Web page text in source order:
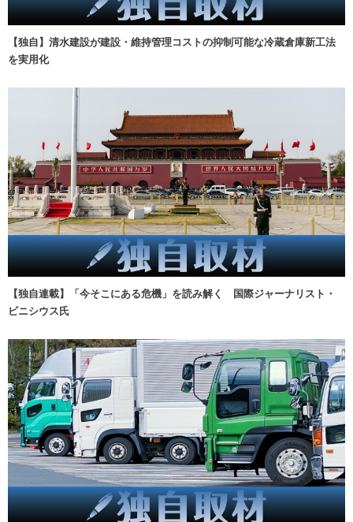
【独自】清水建設が建設・維持管理コストの抑制可能な冷蔵倉庫新工法
を実用化
【独自連載】「今そこにある危機」を読み解く 国際ジャーナリスト・
ビニシウス氏